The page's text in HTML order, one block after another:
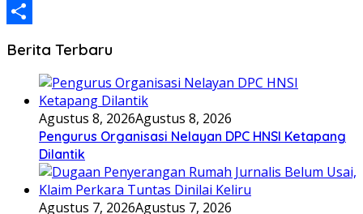
Email
Berita Terbaru
Agustus 8, 2026Agustus 8, 2026
Pengurus Organisasi Nelayan DPC HNSI Ketapang
Dilantik
Agustus 7, 2026Agustus 7, 2026